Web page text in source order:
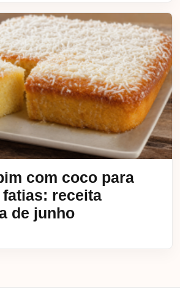
com coco para
receita
de junho